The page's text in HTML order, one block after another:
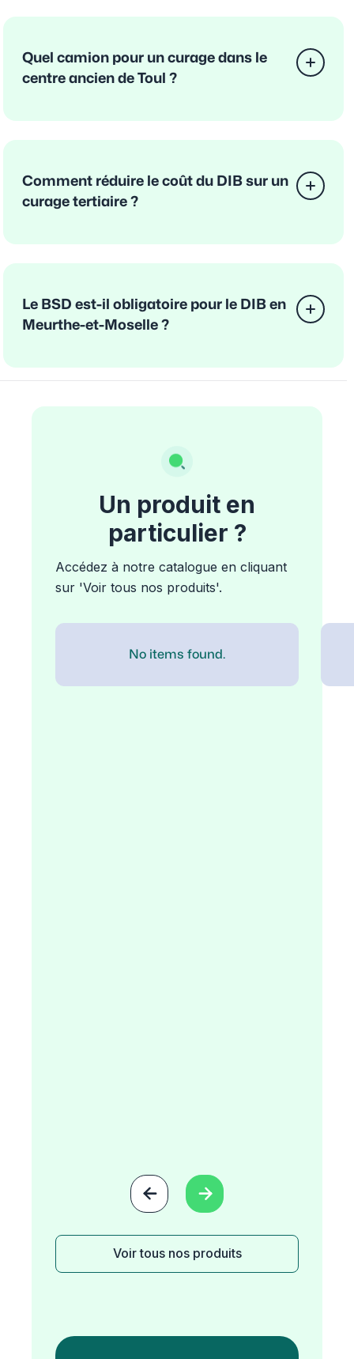
Quel camion pour un curage dans le
centre ancien de Toul ?
Comment réduire le coût du DIB sur un
curage tertiaire ?
Le BSD est-il obligatoire pour le DIB en
Meurthe-et-Moselle ?
Un produit en
particulier ?
Accédez à notre catalogue en cliquant
sur 'Voir tous nos produits'.
No items found.
 
Voir tous nos produits